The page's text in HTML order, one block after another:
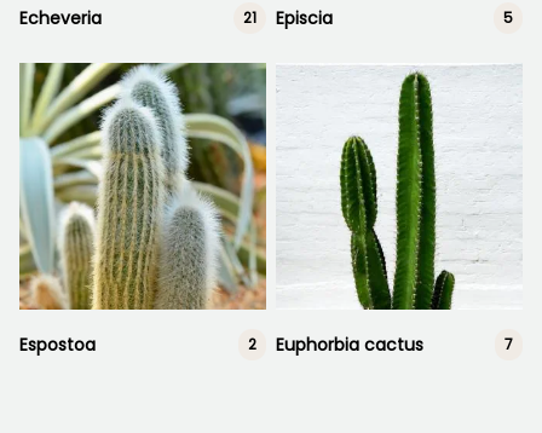
Echeveria 21 Episcia 5
Espostoa 2 Euphorbia cactus 7